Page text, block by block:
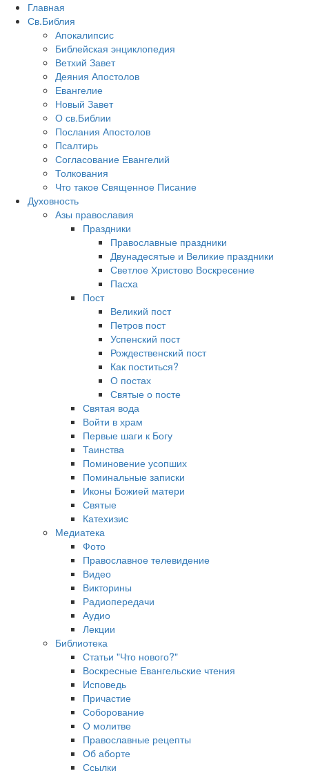
Главная
Св.Библия
Апокалипсис
Библейская энциклопедия
Ветхий Завет
Деяния Апостолов
Евангелие
Новый Завет
О св.Библии
Послания Апостолов
Псалтирь
Согласование Евангелий
Толкования
Что такое Священное Писание
Духовность
Азы православия
Праздники
Православные праздники
Двунадесятые и Великие праздники
Светлое Христово Воскресение
Пасха
Пост
Великий пост
Петров пост
Успенский пост
Рождественский пост
Как поститься?
О постах
Святые о посте
Святая вода
Войти в храм
Первые шаги к Богу
Таинства
Поминовение усопших
Поминальные записки
Иконы Божией матери
Святые
Катехизис
Медиатека
Фото
Православное телевидение
Видео
Викторины
Радиопередачи
Аудио
Лекции
Библиотека
Статьи "Что нового?"
Воскресные Евангельские чтения
Исповедь
Причастие
Соборование
О молитве
Православные рецепты
Об аборте
Ссылки